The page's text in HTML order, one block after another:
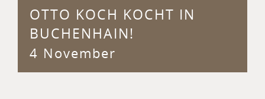
OTTO KOCH KOCHT IN
BUCHENHAIN!
4 November